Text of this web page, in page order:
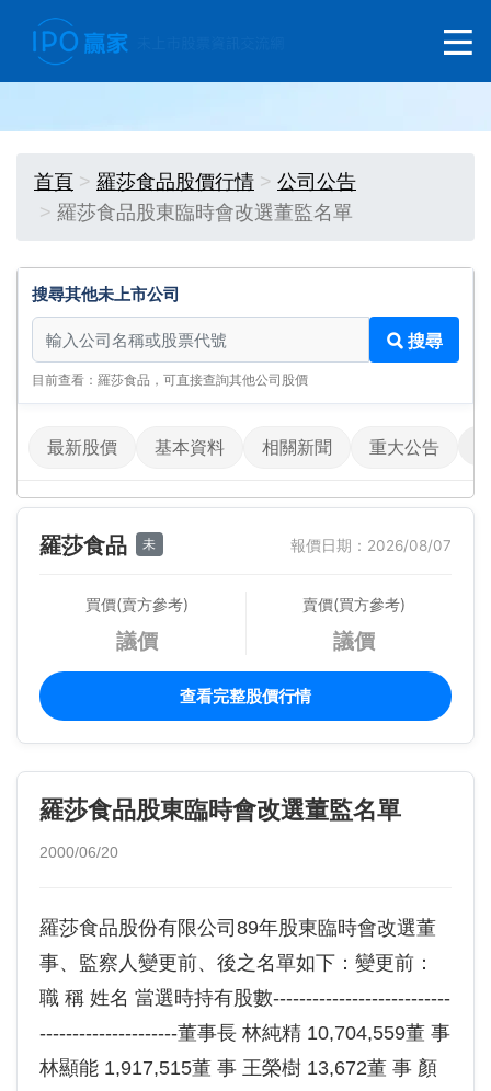
首頁 羅莎食品股價行情
公司公告
羅莎食品股東臨時會改選董監名單
搜尋其他未上市公司
搜尋其他未上市公司
搜尋
目前查看：羅莎食品，可直接查詢其他公司股價
最新股價 基本資料 相關新聞 重大公告
羅莎食品 未 報價日期：2026/08/07
買價(賣方參考)
議價
賣價(買方參考)
議價
查看完整股價行情
羅莎食品股東臨時會改選董監名單
2000/06/20
羅莎食品股份有限公司89年股東臨時會改選董
事、監察人變更前、後之名單如下：變更前：
職 稱 姓名 當選時持有股數---------------------------
---------------------董事長 林純精 10,704,559董 事
林顯能 1,917,515董 事 王榮樹 13,672董 事 顏